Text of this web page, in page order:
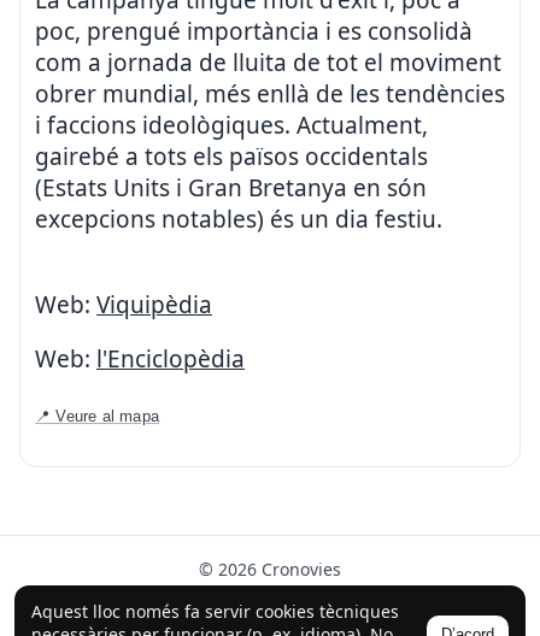
Aquest lloc només fa servir cookies tècniques
poc, prengué importància i es consolidà
com a jornada de lluita de tot el moviment
obrer mundial, més enllà de les tendències
i faccions ideològiques. Actualment,
gairebé a tots els països occidentals
(Estats Units i Gran Bretanya en són
excepcions notables) és un dia festiu.
Web: Viquipèdia
Web: l'Enciclopèdia
📍 Veure al mapa
© 2026 Cronovies
Història als carrers · Desenvolupat amb l’ajuda de la IA
(ChatGPT).